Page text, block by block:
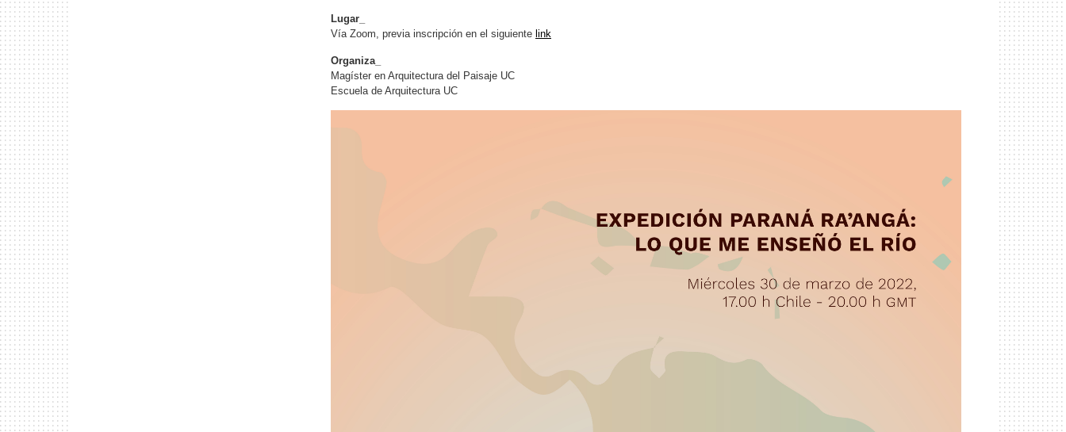
Lugar_
Vía Zoom, previa inscripción en el siguiente link
Organiza_
Magíster en Arquitectura del Paisaje UC
Escuela de Arquitectura UC